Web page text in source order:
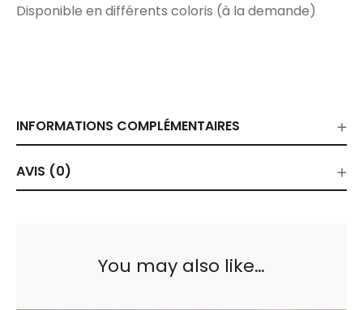
Disponible en différents coloris (à la demande)
INFORMATIONS COMPLÉMENTAIRES
AVIS (0)
You may also like…